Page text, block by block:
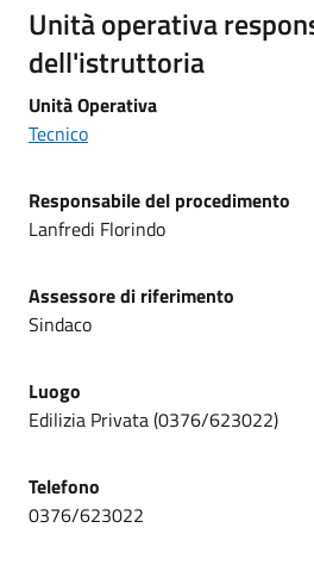
Unità operativa
dell'istruttoria
Unità Operativa
Tecnico
Responsabile del procedimento
Lanfredi Florindo
Assessore di riferimento
Sindaco
Luogo
Edilizia Privata (0376/623022)
Telefono
0376/623022